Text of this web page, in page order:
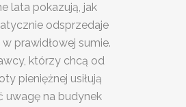
lata pokazują, jak
odsprzedaje
prawidłowej sumie.
którzy chcą od
pieniężnej usiłują
uwagę na budynek